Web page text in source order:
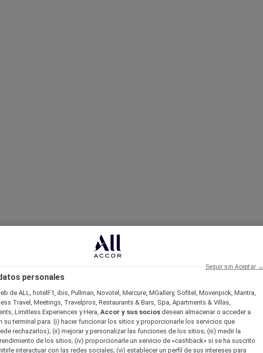
personales
de ALL, hotelF1, ibis, Pullman, Novotel, Mercure, MGallery, Sofitel, Movenpick, Mantra,
Travel, Meetings, Travelpros, Restaurants & Bars, Spa, Apartments & Villas,
Limitless Experiences y Hera, Accor y sus socios desean almacenar o acceder a
su terminal para: (i) hacer funcionar los sitios y proporcionarle los servicios que
rechazarlos); (ii) mejorar y personalizar las funciones de los sitios; (iii) medir la
de los sitios; (iv) proporcionarle un servicio de «cashback» si se ha suscrito
interactuar con las redes sociales; (vi) establecer un perfil de sus intereses para
Seguir sin Aceptar →